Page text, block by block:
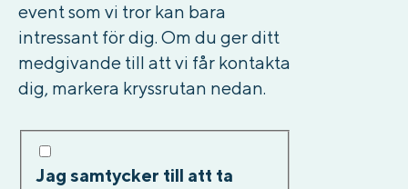
event som vi tror kan bara
intressant för dig. Om du ger ditt
medgivande till att vi får kontakta
dig, markera kryssrutan nedan.
Jag samtycker till att ta